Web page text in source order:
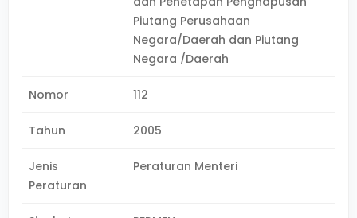
Piutang Perusahaan
Negara/Daerah dan Piutang
Negara /Daerah
Nomor 112
Tahun 2005
Jenis
Peraturan
Peraturan Menteri